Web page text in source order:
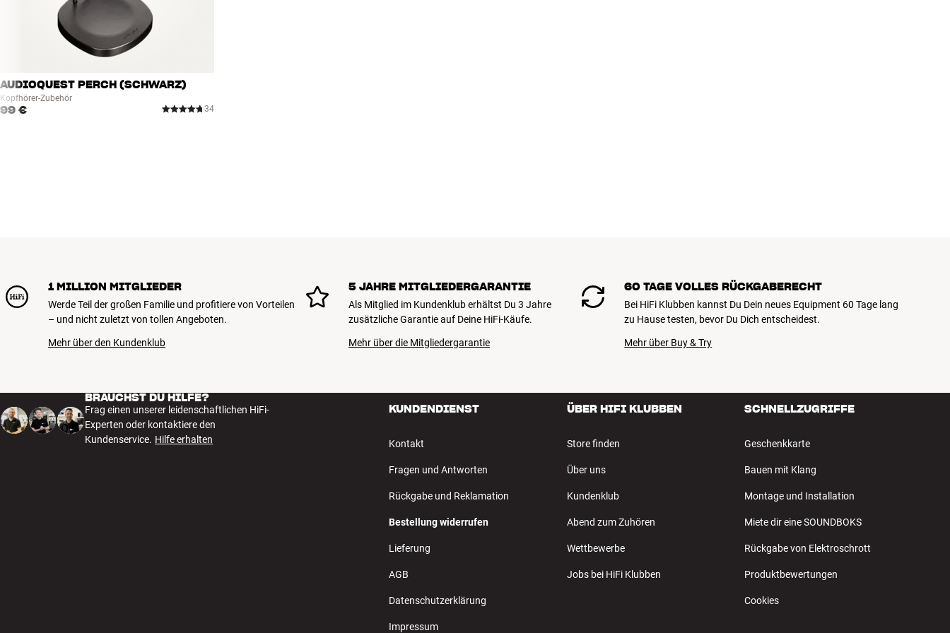
AUDIOQUEST PERCH (SCHWARZ)
Kopfhörer-Zubehör
99 € 34
1 MILLION MITGLIEDER
Werde Teil der großen Familie und profitiere von Vorteilen
– und nicht zuletzt von tollen Angeboten.
Mehr über den Kundenklub
5 JAHRE MITGLIEDERGARANTIE
Als Mitglied im Kundenklub erhältst Du 3 Jahre
zusätzliche Garantie auf Deine HiFi-Käufe.
Mehr über die Mitgliedergarantie
60 TAGE VOLLES RÜCKGABERECHT
Bei HiFi Klubben kannst Du Dein neues Equipment 60 Tage lang
zu Hause testen, bevor Du Dich entscheidest.
Mehr über Buy & Try
BRAUCHST DU HILFE?
Frag einen unserer leidenschaftlichen HiFi-
Experten oder kontaktiere den
Kundenservice. Hilfe erhalten
KUNDENDIENST
Kontakt
Fragen und Antworten
Rückgabe und Reklamation
Bestellung widerrufen
Lieferung
AGB
Datenschutzerklärung
Impressum
ÜBER HIFI KLUBBEN
Store finden
Über uns
Kundenklub
Abend zum Zuhören
Wettbewerbe
Jobs bei HiFi Klubben
SCHNELLZUGRIFFE
Geschenkkarte
Bauen mit Klang
Montage und Installation
Miete dir eine SOUNDBOKS
Rückgabe von Elektroschrott
Produktbewertungen
Cookies